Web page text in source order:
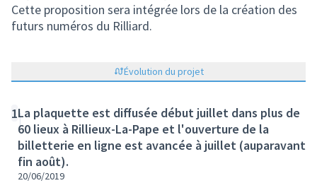
Cette proposition sera intégrée lors de la création des
futurs numéros du Rilliard.
Évolution du projet
1La plaquette est diffusée début juillet dans plus de
60 lieux à Rillieux-La-Pape et l'ouverture de la
billetterie en ligne est avancée à juillet (auparavant
fin août).
20/06/2019